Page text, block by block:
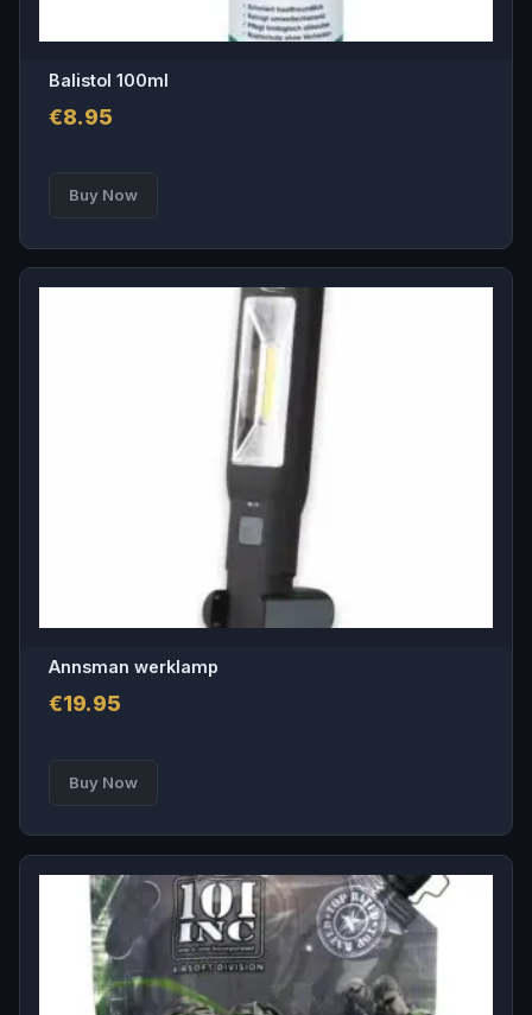
Balistol 100ml
€8.95
Buy Now
Annsman werklamp
€19.95
Buy Now